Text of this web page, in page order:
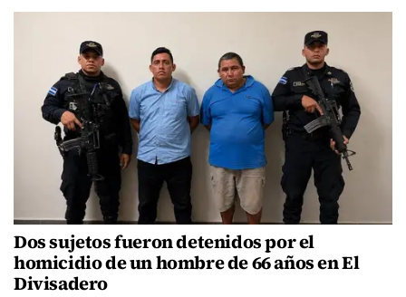
Dos sujetos fueron detenidos por el
homicidio de un hombre de 66 años en El
Divisadero